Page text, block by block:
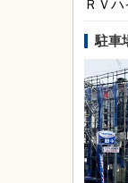
ＲＶハ
駐車